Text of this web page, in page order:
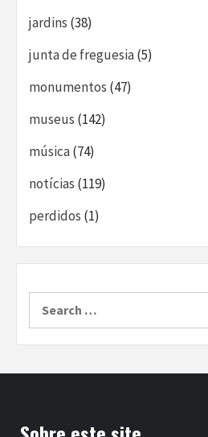
jardins (38)
junta de freguesia(5)
monumentos (47)
museus (142)
música(74)
notícias (119)
perdidos (1)